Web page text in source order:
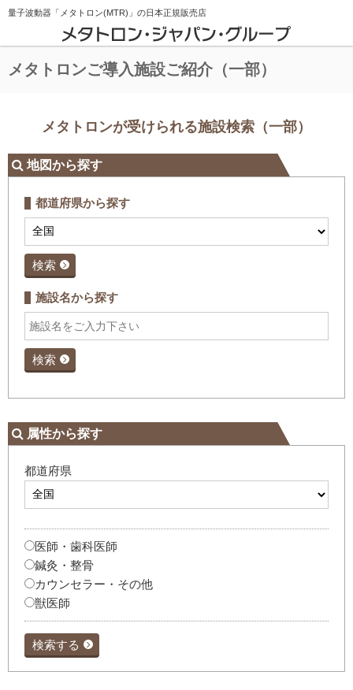
量子波動器「メタトロン(MTR)」の日本正規販売店
メタトロンご導入施設ご紹介（一部）
メタトロンが受けられる施設検索（一部）
地図から探す
都道府県から探す
検索
施設名から探す
検索
属性から探す
都道府県
医師・歯科医師
鍼灸・整骨
カウンセラー・その他
獣医師
検索する